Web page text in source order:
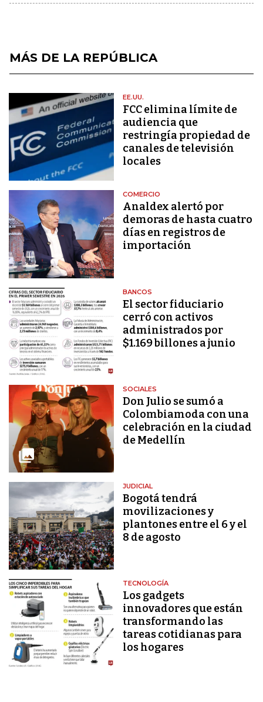
MÁS DE LA REPÚBLICA
EE.UU.
FCC elimina límite de
audiencia que
restringía propiedad de
canales de televisión
locales
COMERCIO
Analdex alertó por
demoras de hasta cuatro
días en registros de
importación
BANCOS
El sector fiduciario
cerró con activos
administrados por
$1.169 billones a junio
SOCIALES
Don Julio se sumó a
Colombiamoda con una
celebración en la ciudad
de Medellín
JUDICIAL
Bogotá tendrá
movilizaciones y
plantones entre el 6 y el
8 de agosto
TECNOLOGÍA
Los gadgets
innovadores que están
transformando las
tareas cotidianas para
los hogares